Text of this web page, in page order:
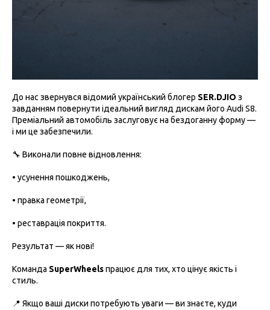
До нас звернувся відомий український блогер SER.DJIO з
завданням повернути ідеальний вигляд дискам його Audi S8.
Преміальний автомобіль заслуговує на бездоганну форму —
і ми це забезпечили.
🔧 Виконали повне відновлення:
• усунення пошкоджень,
• правка геометрії,
• реставрація покриття.
Результат — як нові!
Команда SuperWheelsпрацює для тих, хто цінує якість і
стиль.
📍 Якщо ваші диски потребують уваги — ви знаєте, куди